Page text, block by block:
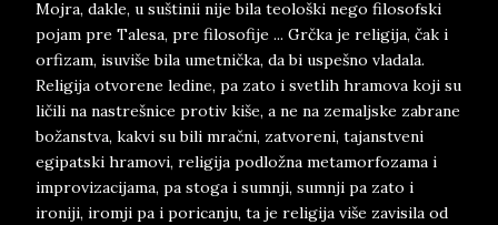
Mojra, dakle, u suštinii nije bila teološki nego filosofski
pojam pre Talesa, pre filosofije ... Grčka je religija, čak i
orfizam, isuviše bila umetnička, da bi uspešno vladala.
Religija otvorene ledine, pa zato i svetlih hramova koji su
ličili na nastrešnice protiv kiše, a ne na zemaljske zabrane
božanstva, kakvi su bili mračni, zatvoreni, tajanstveni
egipatski hramovi, religija podložna metamorfozama i
improvizacijama, pa stoga i sumnji, sumnji pa zato i
ironiji, iromji pa i poricanju, ta je religija više zavisila od